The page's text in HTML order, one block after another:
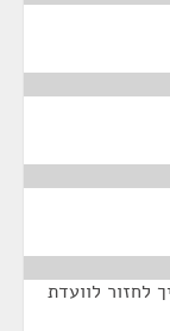
לחזור לוועדת